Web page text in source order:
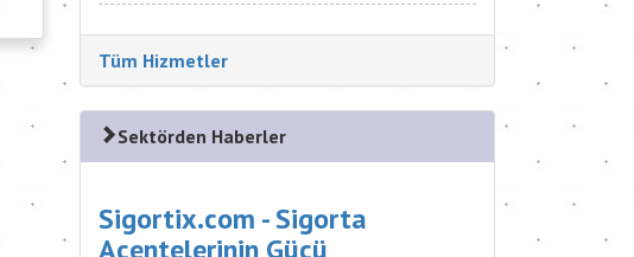
Tüm Hizmetler
Sektörden Haberler
Sigortix.com - Sigorta
Acentelerinin Gücü